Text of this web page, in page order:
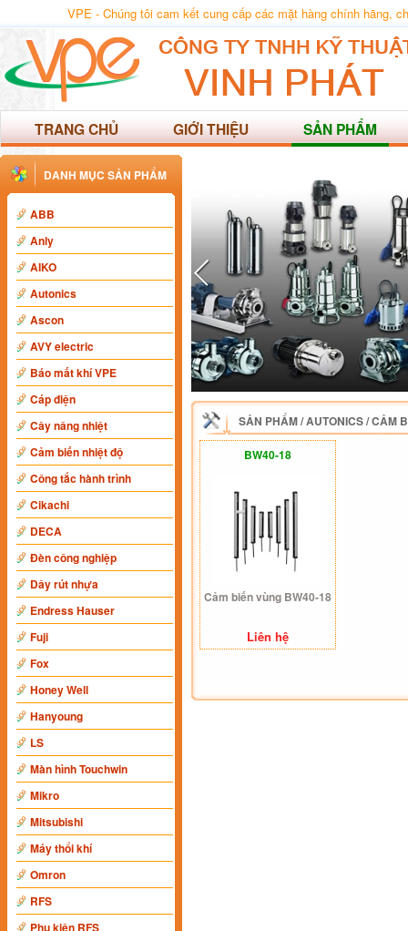
VPE - Chúng tôi cam kết cung cấp các mặt hàng chính hãng,
TRANG CHỦ GIỚI THIỆU SẢN PHẨM
DANH MỤC SẢN PHẨM
ABB
Anly
AIKO
Autonics
Ascon
AVY electric
Báo mất khí VPE
Cáp điện
Cây nâng nhiệt
Cảm biến nhiệt độ
Công tắc hành trình
Cikachi
DECA
Đèn công nghiệp
Dây rút nhựa
Endress Hauser
Fuji
Fox
Honey Well
Hanyoung
LS
Màn hình Touchwin
Mikro
Mitsubishi
Máy thổi khí
Omron
RFS
Phụ kiện RFS
SẢN PHẨM/AUTONICS/CẢM
BW40-18
Cảm biến vùng BW40-18
Liên hệ